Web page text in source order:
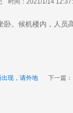
时间：2021/1/14
。候机楼内，人员
现，请外地 下一篇：